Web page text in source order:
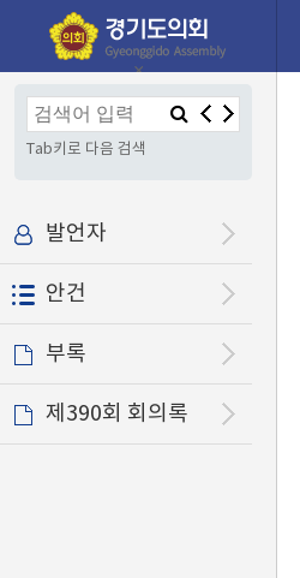
본문으로 바로가기
기능메뉴 메뉴 바로가기
설정메뉴 메뉴 바로가기
×
Tab키로 다음 검색
발언자
안건
부록
제390회 회의록